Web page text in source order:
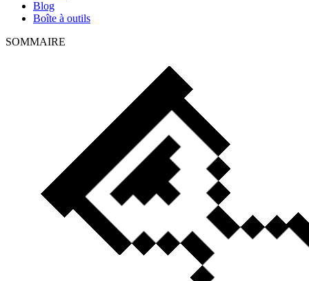
Blog
Boîte à outils
SOMMAIRE